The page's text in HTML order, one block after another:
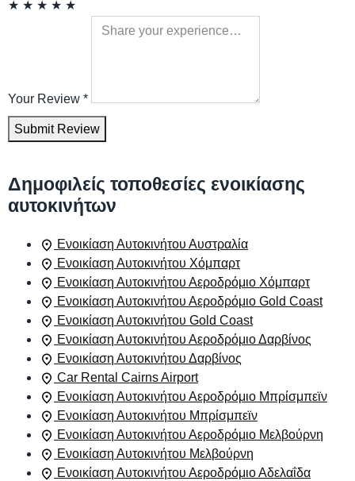
★ ★ ★ ★ ★
Your Review *
Submit Review
Δημοφιλείς τοποθεσίες ενοικίασης
αυτοκινήτων
Ενοικίαση Αυτοκινήτου Αυστραλία
Ενοικίαση Αυτοκινήτου Χόμπαρτ
Ενοικίαση Αυτοκινήτου Αεροδρόμιο Χόμπαρτ
Ενοικίαση Αυτοκινήτου Αεροδρόμιο Gold Coast
Ενοικίαση Αυτοκινήτου Gold Coast
Ενοικίαση Αυτοκινήτου Αεροδρόμιο Δαρβίνος
Ενοικίαση Αυτοκινήτου Δαρβίνος
Car Rental Cairns Airport
Ενοικίαση Αυτοκινήτου Αεροδρόμιο Μπρίσμπεϊν
Ενοικίαση Αυτοκινήτου Μπρίσμπεϊν
Ενοικίαση Αυτοκινήτου Αεροδρόμιο Μελβούρνη
Ενοικίαση Αυτοκινήτου Μελβούρνη
Ενοικίαση Αυτοκινήτου Αεροδρόμιο Αδελαΐδα